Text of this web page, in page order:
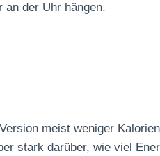
der Uhr hängen.
meist weniger
stark darüber, wie viel